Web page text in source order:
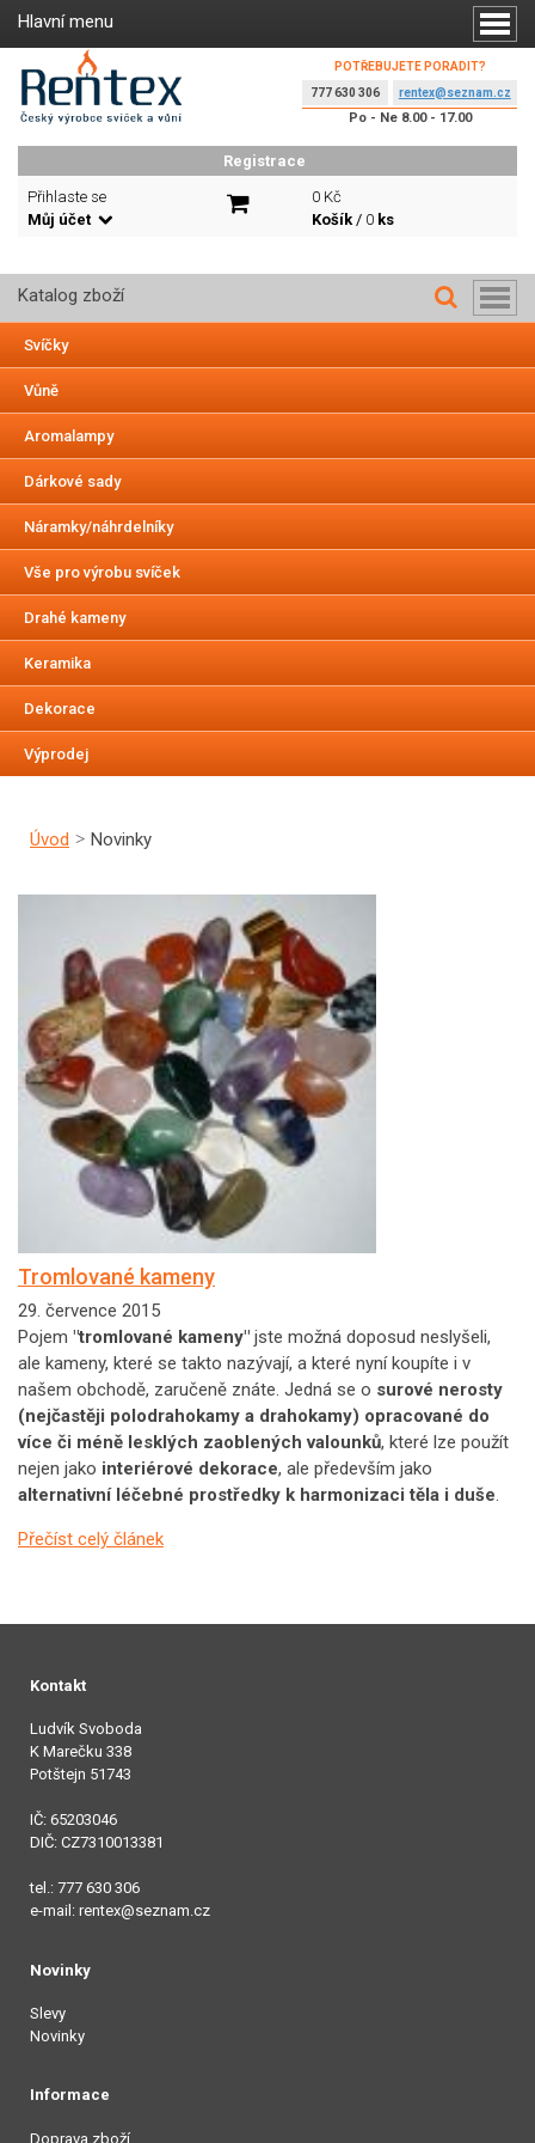
POTŘEBUJETE PORADIT?
777 630 306
rentex@seznam.cz
Po - Ne 8.00 - 17.00
Registrace
Přihlaste se
Můj účet
0 Kč
Košík/ 0 ks
Hlavní menu
Katalog zboží
Svíčky
Vůně
Aromalampy
Dárkové sady
Náramky/náhrdelníky
Vše pro výrobu svíček
Drahé kameny
Keramika
Dekorace
Výprodej
Úvod Novinky
Tromlované kameny
29. července 2015
Pojem "tromlované kameny" jste možná doposud neslyšeli,
ale kameny, které se takto nazývají, a které nyní koupíte i v
našem obchodě, zaručeně znáte. Jedná se o surové nerosty
(nejčastěji polodrahokamy a drahokamy) opracované do
více či méně lesklých zaoblených valounků, které lze použít
nejen jako interiérové dekorace, ale především jako
alternativní léčebné prostředky k harmonizaci těla i duše.
Přečíst celý článek
Kontakt
Ludvík Svoboda
K Marečku 338
Potštejn 51743
IČ: 65203046
DIČ: CZ7310013381
tel.: 777 630 306
e-mail: rentex@seznam.cz
Novinky
Slevy
Novinky
Informace
Doprava zboží